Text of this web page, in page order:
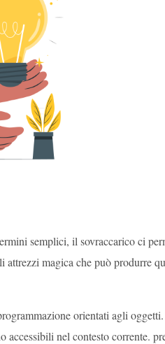
semplici, il sovraccarico ci
magica che può produrre
orientati agli
nel contesto corrente.